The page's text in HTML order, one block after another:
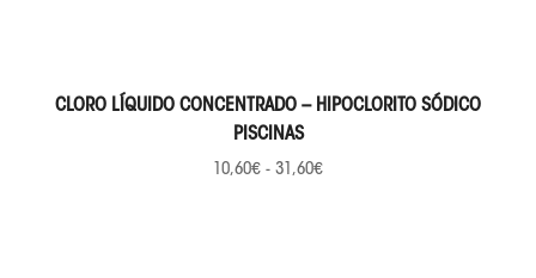
SELECCIONAR OPCIONES
CLORO LÍQUIDO CONCENTRADO – HIPOCLORITO SÓDICO
PISCINAS
10,60€ - 31,60€